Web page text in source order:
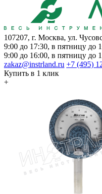
107207, г. Москва, ул.
9:00 до 17:30, в пятницу до
9:00 до 16:00, в пятницу до
zakaz@instrland.ru +7 (495)
Купить в 1 клик
+